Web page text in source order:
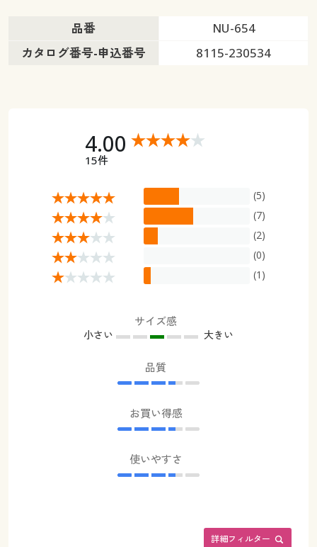
品番
NU-654
カタログ番号-申込番号
8115-230534
4.00
15件
(5)
(7)
(2)
(0)
(1)
サイズ感
小さい 大きい
品質
お買い得感
使いやすさ
詳細フィルター